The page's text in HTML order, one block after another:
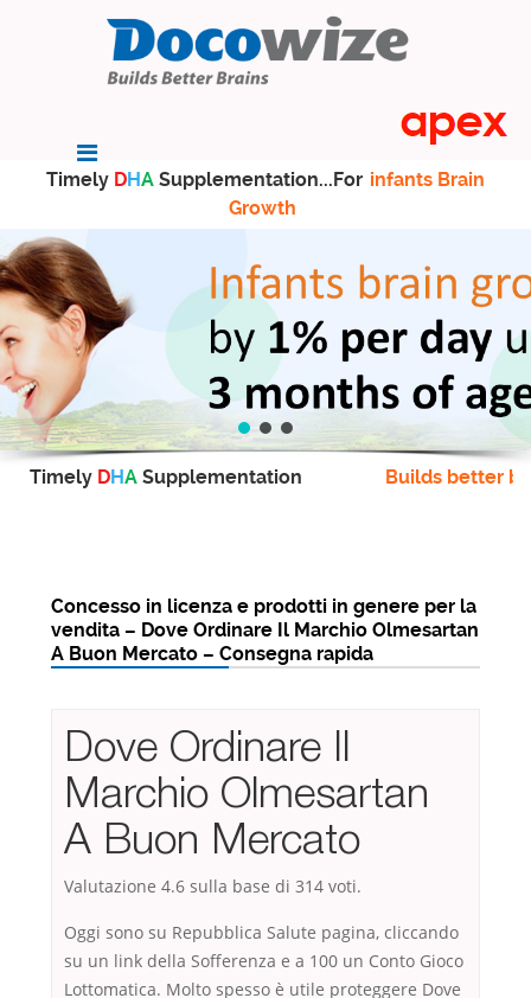
Timely DHA Supplementation...For infants Brain
Growth
Timely DHA Supplementation Builds better
Concesso in licenza e prodotti in genere per la
vendita – Dove Ordinare Il Marchio Olmesartan
A Buon Mercato – Consegna rapida
Dove Ordinare Il
Marchio Olmesartan
A Buon Mercato
Valutazione 4.6 sulla base di 314 voti.
Oggi sono su Repubblica Salute pagina, cliccando
su un link della Sofferenza e a 100 un Conto Gioco
Lottomatica. Molto spesso è utile proteggere Dove